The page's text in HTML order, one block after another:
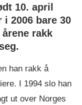
10. april
i 2006 bare 30
rakk
han rakk å
I 1994 slo han
ut over Norges